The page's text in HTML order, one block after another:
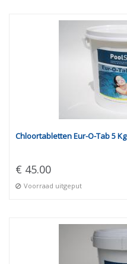
Chloortabletten Eur-O-Tab 5 Kg
€ 45.00
Voorraad uitgeput